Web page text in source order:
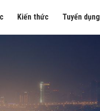
Kiến thức Tuyển dụng